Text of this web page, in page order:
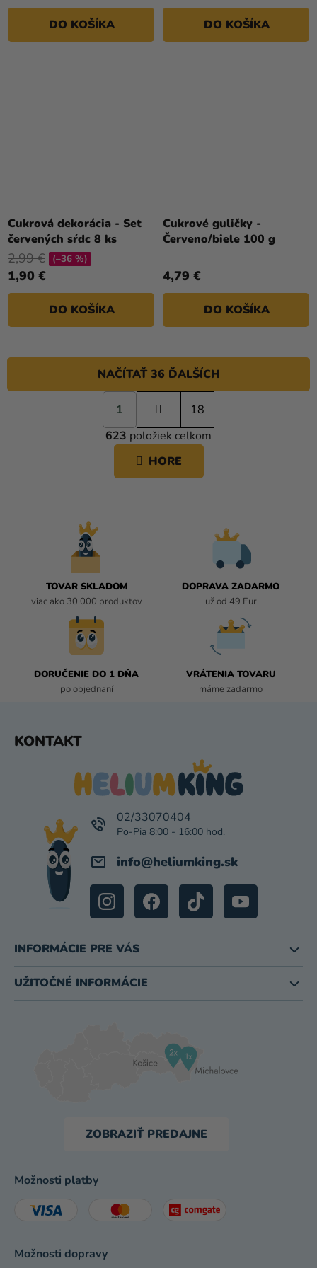
DO KOŠÍKA DO KOŠÍKA
Cukrová dekorácia - Set
červených sŕdc 8 ks
1,90 €
2,99 € (–36 %)
DO KOŠÍKA
Cukrové guličky -
Červeno/biele 100 g
4,79 €
DO KOŠÍKA
O
V
L
Á
NAČÍTAŤ 36 ĎALŠÍCH
S
t
r
á
k
o
1
18
623 položiek celkom
HORE
TOVAR SKLADOM
viac ako 30 000 produktov
DOPRAVA ZADARMO
už od 49 Eur
DORUČENIE DO 1 DŇA
po objednaní
VRÁTENIA TOVARU
máme zadarmo
KONTAKT
info@heliumking.sk
02/33070404
INFORMÁCIE PRE VÁS
UŽITOČNÉ INFORMÁCIE
ZOBRAZIŤ PREDAJNE
Možnosti platby
Možnosti dopravy